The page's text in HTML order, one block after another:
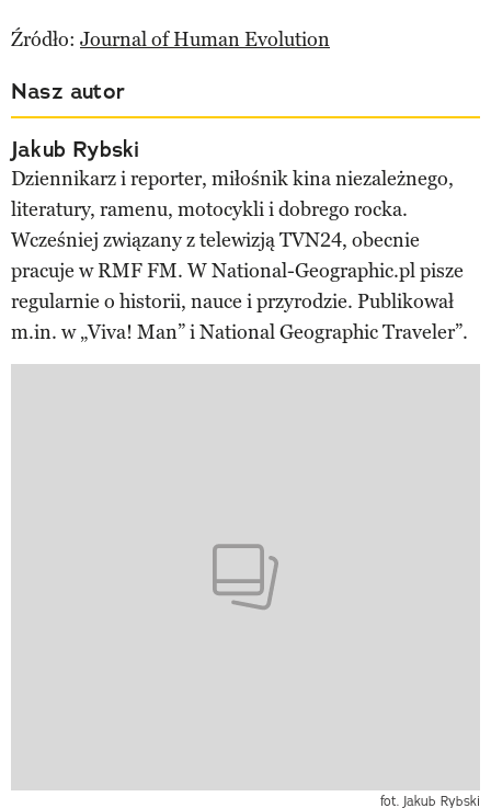
Źródło: Journal of Human Evolution
Nasz autor
Jakub Rybski
Dziennikarz i reporter, miłośnik kina niezależnego,
literatury, ramenu, motocykli i dobrego rocka.
Wcześniej związany z telewizją TVN24, obecnie
pracuje w RMF FM. W National-Geographic.pl pisze
regularnie o historii, nauce i przyrodzie. Publikował
m.in. w „Viva! Man” i National Geographic Traveler”.
fot. Jakub Rybski